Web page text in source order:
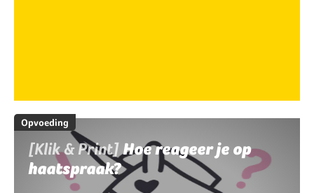
Opvoeding
[Klik & Print]Hoe reageer je op
haatspraak?